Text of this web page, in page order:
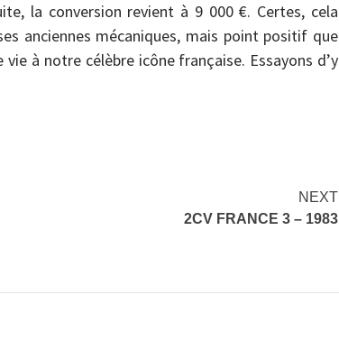
la conversion revient à 9 000 €. Certes, cela
anciennes mécaniques, mais point positif que
à notre célèbre icône française. Essayons d’y
NEXT
2CV FRANCE 3 – 1983